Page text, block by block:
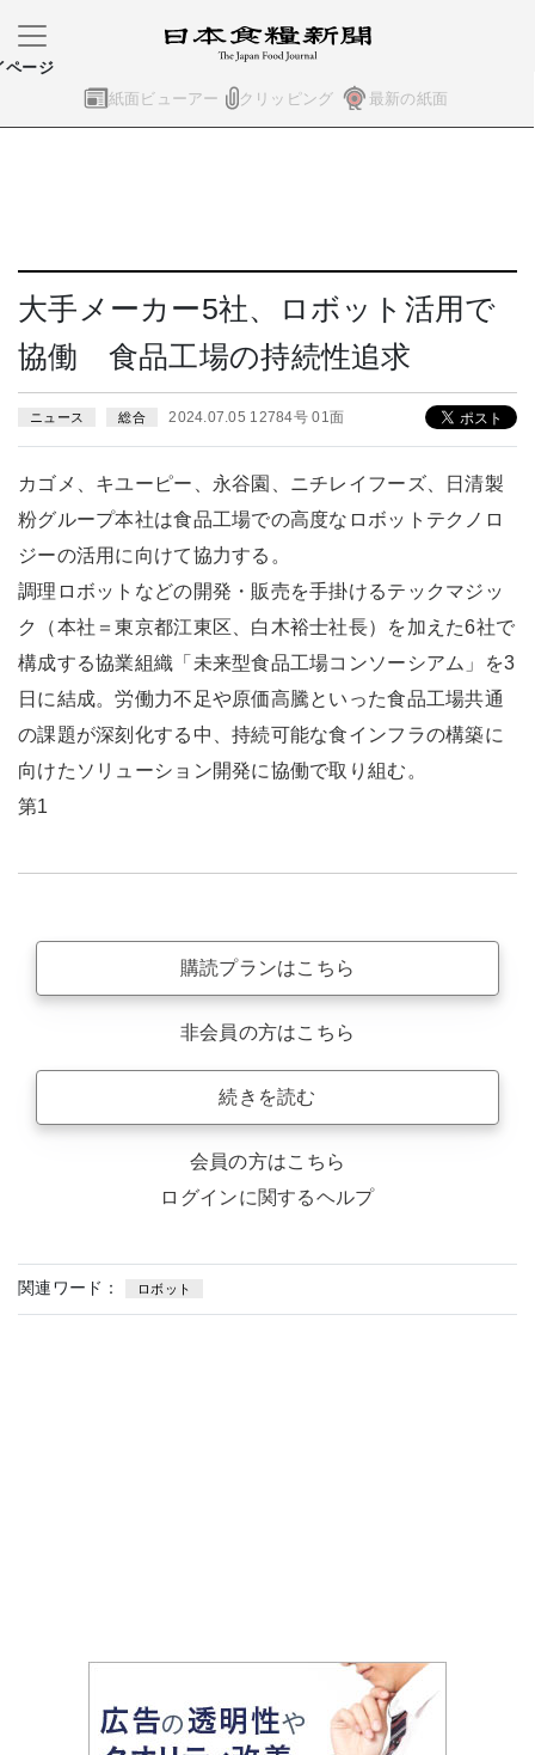
紙面ビューアー クリッピング 最新の紙面
ページ
大手メーカー5社、ロボット活用で
協働 食品工場の持続性追求
ニュース 総合 2024.07.05 12784号 01面
カゴメ、キユーピー、永谷園、ニチレイフーズ、日清製
粉グループ本社は食品工場での高度なロボットテクノロ
ジーの活用に向けて協力する。
調理ロボットなどの開発・販売を手掛けるテックマジッ
ク（本社＝東京都江東区、白木裕士社長）を加えた6社で
構成する協業組織「未来型食品工場コンソーシアム」を3
日に結成。労働力不足や原価高騰といった食品工場共通
の課題が深刻化する中、持続可能な食インフラの構築に
向けたソリューション開発に協働で取り組む。
第1
購読プランはこちら
非会員の方はこちら
続きを読む
会員の方はこちら
ログインに関するヘルプ
関連ワード： ロボット